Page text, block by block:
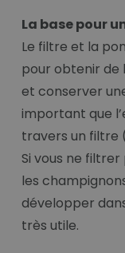
La base pour
Le filtre et la
pour obtenir de
et conserver
important que
travers un filtre
Si vous ne
les
développer
très utile.